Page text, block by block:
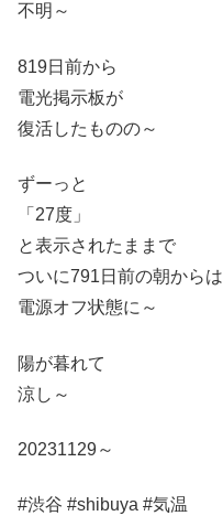
不明～
819日前から
電光掲示板が
復活したものの～
ずーっと
「27度」
と表示されたままで
ついに791日前の朝からは
電源オフ状態に～
陽が暮れて
涼し～
20231129～
#渋谷 #shibuya #気温